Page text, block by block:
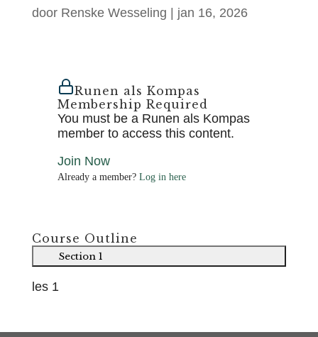
door Renske Wesseling jan 16, 2026
Runen als Kompas
Membership Required
You must be a Runen als Kompas
member to access this content.
Join Now
Already a member? Log in here
Course Outline
Section 1
les 1